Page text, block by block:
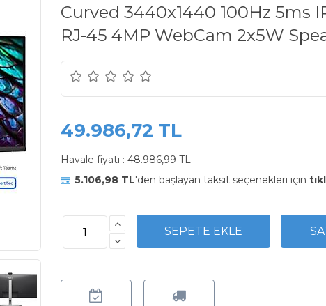
Curved 3440x1440 100Hz 5ms
RJ-45 4MP WebCam 2x5W
49.986,72 TL
Havale fiyatı : 48.986,99 TL
5.106,98 TL'den başlayan taksit seçenekleri için